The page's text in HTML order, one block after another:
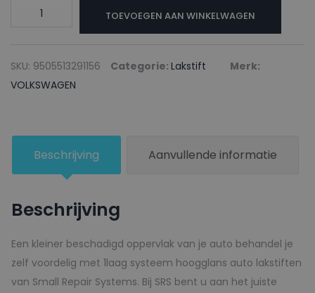
VOLKSWAGEN
FRANCE
EXPRESS
20ml
aantal
TOEVOEGEN AAN WINKELWAGEN
SKU: 9505513291156 Categorie: Lakstift
Merk:
VOLKSWAGEN
Beschrijving Aanvullende informatie
Beschrijving
Een kleiner beschadigd oppervlak van je auto behandel je
zelf voordelig met 1laag systeem hoogglans auto lakstiften
van Small Repair Systems. Bij SRS bent u aan het juiste